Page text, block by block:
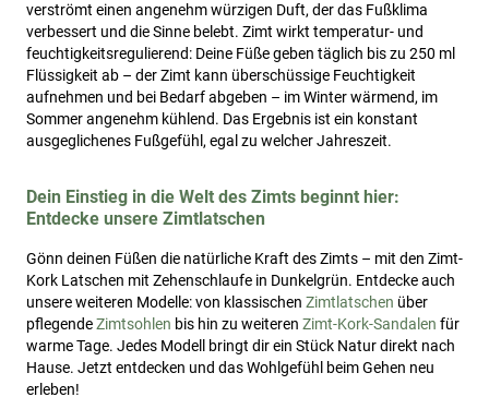
verströmt einen angenehm würzigen Duft, der das Fußklima
verbessert und die Sinne belebt. Zimt wirkt temperatur- und
feuchtigkeitsregulierend: Deine Füße geben täglich bis zu 250 ml
Flüssigkeit ab – der Zimt kann überschüssige Feuchtigkeit
aufnehmen und bei Bedarf abgeben – im Winter wärmend, im
Sommer angenehm kühlend. Das Ergebnis ist ein konstant
ausgeglichenes Fußgefühl, egal zu welcher Jahreszeit.
Dein Einstieg in die Welt des Zimts beginnt hier:
Entdecke unsere Zimtlatschen
Gönn deinen Füßen die natürliche Kraft des Zimts – mit den Zimt-
Kork Latschen mit Zehenschlaufe in Dunkelgrün. Entdecke auch
unsere weiteren Modelle: von klassischen Zimtlatschen über
pflegendeZimtsohlen bis hin zu weiteren Zimt-Kork-Sandalen für
warme Tage. Jedes Modell bringt dir ein Stück Natur direkt nach
Hause. Jetzt entdecken und das Wohlgefühl beim Gehen neu
erleben!